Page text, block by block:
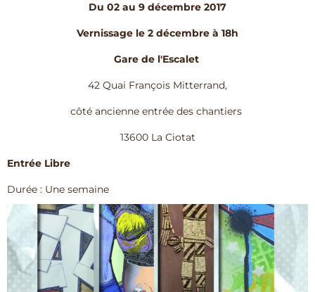
Du 02 au 9 décembre 2017
Vernissage le 2 décembre à 18h
Gare de l'Escalet
42 Quai François Mitterrand,
côté ancienne entrée des chantiers
13600 La Ciotat
Entrée Libre
Durée : Une semaine